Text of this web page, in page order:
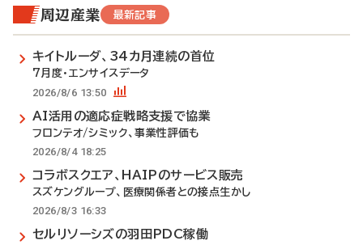
周辺産業 最新記事
キイトルーダ、34カ月連続の首位
7月度・エンサイスデータ
2026/8/6 13:50
AI活用の適応症戦略支援で協業
フロンテオ/シミック、事業性評価も
2026/8/4 18:25
コラボスクエア、HAIPのサービス販売
スズケングループ、医療関係者との接点生かし
2026/8/3 16:33
セルリソーシズの羽田PDC稼働